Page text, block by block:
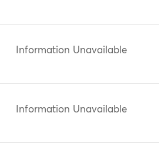
Information Unavailable
Information Unavailable